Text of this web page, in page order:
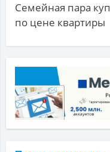
Семейная пара
по цене квартиры